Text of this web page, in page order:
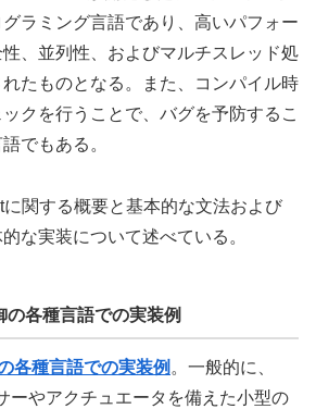
ラミング言語であり、高いパフォー
、並列性、およびマルチスレッド処
たものとなる。また、コンパイル時
クを行うことで、バグを予防するこ
でもある。
関する概要と基本的な文法および
な実装について述べている。
の各種言語での実装例
各種言語での実装例 。一般的に、
ーやアクチュエータを備えた小型の